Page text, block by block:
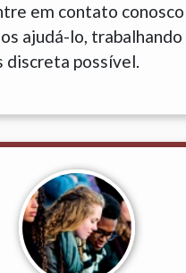
em contato
ajudá-lo, trabalhando
discreta possível.